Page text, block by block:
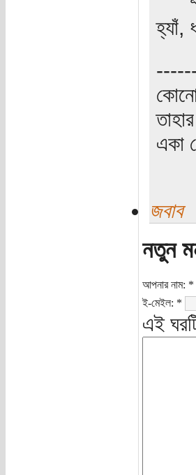
হ্যাঁ,
একা
জবাব
নতুন
আপনার নাম: *
ই-মেইল: *
এই